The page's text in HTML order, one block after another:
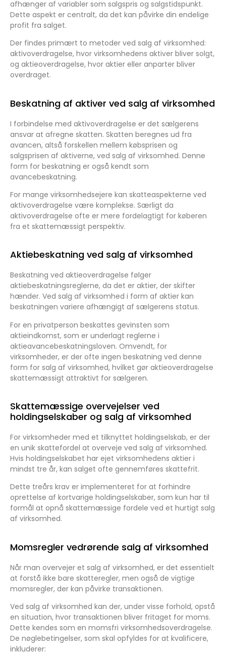
afhænger af variabler som salgspris og salgstidspunkt.
Dette aspekt er centralt, da det kan påvirke din endelige
profit fra salget.
Der findes primært to metoder ved salg af virksomhed:
aktivoverdragelse, hvor virksomhedens aktiver bliver solgt,
og aktieoverdragelse, hvor aktier eller anparter bliver
overdraget.
Beskatning af aktiver ved salg af virksomhed
I forbindelse med aktivoverdragelse er det sælgerens
ansvar at afregne skatten. Skatten beregnes ud fra
avancen, altså forskellen mellem købsprisen og
salgsprisen af aktiverne, ved salg af virksomhed. Denne
form for beskatning er også kendt som
avancebeskatning.
For mange virksomhedsejere kan skatteaspekterne ved
aktivoverdragelse være komplekse. Særligt da
aktivoverdragelse ofte er mere fordelagtigt for køberen
fra et skattemæssigt perspektiv.
Aktiebeskatning ved salg af virksomhed
Beskatning ved aktieoverdragelse følger
aktiebeskatningsreglerne, da det er aktier, der skifter
hænder. Ved salg af virksomhed i form af aktier kan
beskatningen variere afhængigt af sælgerens status.
For en privatperson beskattes gevinsten som
aktieindkomst, som er underlagt reglerne i
aktieavancebeskatningsloven. Omvendt, for
virksomheder, er der ofte ingen beskatning ved denne
form for salg af virksomhed, hvilket gør aktieoverdragelse
skattemæssigt attraktivt for sælgeren.
Skattemæssige overvejelser ved
holdingselskaber og salg af virksomhed
For virksomheder med et tilknyttet holdingselskab, er der
en unik skattefordel at overveje ved salg af virksomhed.
Hvis holdingselskabet har ejet virksomhedens aktier i
mindst tre år, kan salget ofte gennemføres skattefrit.
Dette treårs krav er implementeret for at forhindre
oprettelse af kortvarige holdingselskaber, som kun har til
formål at opnå skattemæssige fordele ved et hurtigt salg
af virksomhed.
Momsregler vedrørende salg af virksomhed
Når man overvejer et salg af virksomhed, er det essentielt
at forstå ikke bare skatteregler, men også de vigtige
momsregler, der kan påvirke transaktionen.
Ved salg af virksomhed kan der, under visse forhold, opstå
en situation, hvor transaktionen bliver fritaget for moms.
Dette kendes som en momsfri virksomhedsoverdragelse.
De nøglebetingelser, som skal opfyldes for at kvalificere,
inkluderer: